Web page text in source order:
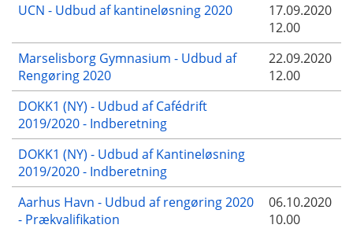
UCN - Udbud af kantineløsning 2020
17.09.2020
12.00
Marselisborg Gymnasium - Udbud af
Rengøring 2020
22.09.2020
12.00
DOKK1 (NY) - Udbud af Cafédrift
2019/2020 - Indberetning
DOKK1 (NY) - Udbud af Kantineløsning
2019/2020 - Indberetning
Aarhus Havn - Udbud af rengøring 2020
- Prækvalifikation
06.10.2020
10.00